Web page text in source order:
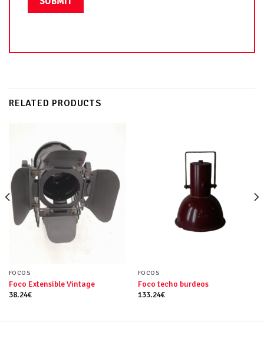
RELATED PRODUCTS
FOCOS
Foco Extensible Vintage
38.24€
FOCOS
Foco techo burdeos
133.24€